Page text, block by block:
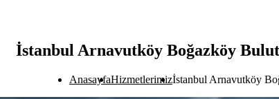
İstanbul Arnavutköy Boğazköy
AnasayfaHizmetlerimizİstanbul Arnavutköy